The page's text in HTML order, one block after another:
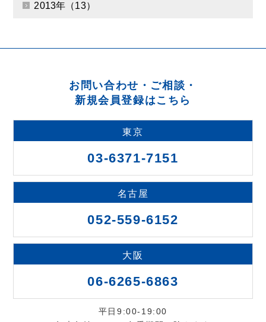
2013年（13）
お問い合わせ・ご相談・
新規会員登録はこちら
東京
03-6371-7151
名古屋
052-559-6152
大阪
06-6265-6863
平日9:00-19:00